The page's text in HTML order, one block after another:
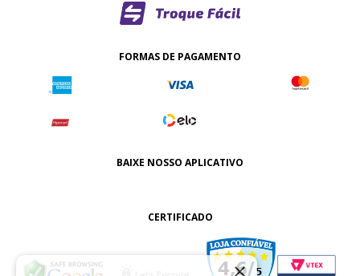
FORMAS DE PAGAMENTO
BAIXE NOSSO APLICATIVO
CERTIFICADO